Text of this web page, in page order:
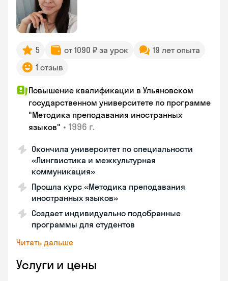
5 от 1090 ₽ за урок
19 лет опыта
1 отзыв
Повышение квалификации в Ульяновском
государственном университете по программе
"Методика преподавания иностранных
языков" • 1996 г.
Окончила университет по специальности
«Лингвистика и межкультурная
коммуникация»
Прошла курс «Методика преподавания
иностранных языков»
Создает индивидуально подобранные
программы для студентов
Читать дальше
Услуги и цены